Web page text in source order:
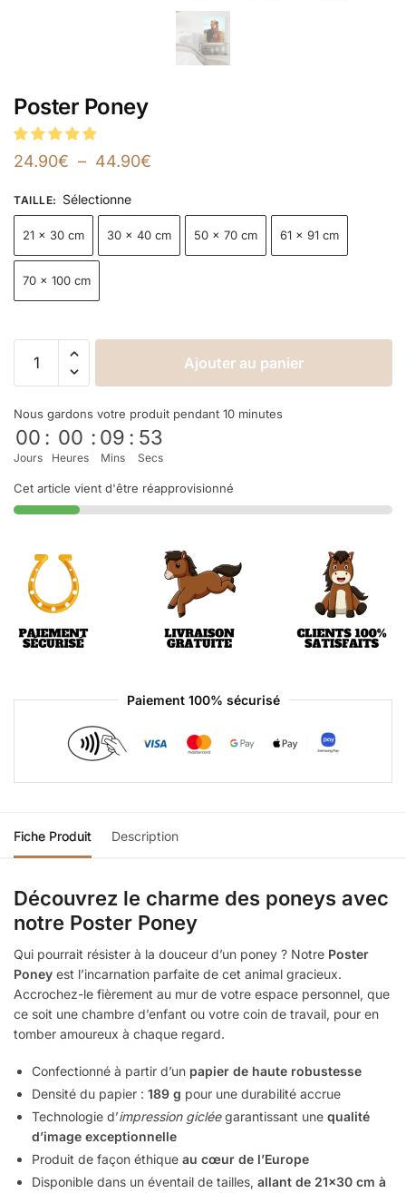
Poster Poney
24.90€ – 44.90€
TAILLE: Sélectionne
21 × 30 cm 30 × 40 cm 50 × 70 cm 61 × 91 cm
70 × 100 cm
Ajouter au panier
Nous gardons votre produit pendant 10 minutes
00
Jours
: 00
Heures
: 09
Mins
: 53
Secs
Cet article vient d'être réapprovisionné
Paiement 100% sécurisé
Fiche Produit Description
Découvrez le charme des poneys avec
notre Poster Poney
Qui pourrait résister à la douceur d’un poney ? Notre Poster
Poney est l’incarnation parfaite de cet animal gracieux.
Accrochez-le fièrement au mur de votre espace personnel, que
ce soit une chambre d’enfant ou votre coin de travail, pour en
tomber amoureux à chaque regard.
Confectionné à partir d’un papier de haute robustesse
Densité du papier : 189 g pour une durabilité accrue
Technologie d’impression gicléegarantissant une qualité
d’image exceptionnelle
Produit de façon éthique au cœur de l’Europe
Disponible dans un éventail de tailles, allant de 21×30 cm à